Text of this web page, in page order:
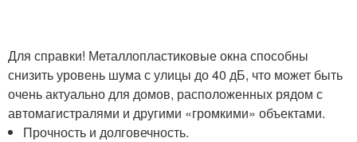
Для справки! Металлопластиковые окна способны
снизить уровень шума с улицы до 40 дБ, что может быть
очень актуально для домов, расположенных рядом с
автомагистралями и другими «громкими» объектами.
Прочность и долговечность.